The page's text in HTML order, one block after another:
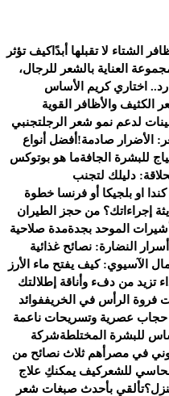
الشتاء لا تقبلها أبدًاكيف تؤثر
العناية بالشعر للرجال،
اختاري كريم الأساس
الكثيف والأظافر القوية
لدعم نمو شعر الرجلتجنبي
الأضرار صادمة! أفضل أنواع
للبشرة الجافةما هو بوتوكس
دليلك لتجنب
او بلجيكا أو فرنسا خطوة
إجراءاتك؟ من حجز الطيران
الموحد بجدةمدة صلاحية
أسرار النضارة: نصائح غذائية
الآسيوي: كيف يفتح ماء الأرز
تزيد من دفء وأناقة إطلالتك
فروة الرأس في الخريففوائد
عصرية وتسريحات ناعمة
للبشرة المختلطةشركة
في مصر أهم ثلاث نصائح من
للشعركيف يمكنكِ علاج
تألقي بأحدث صبغات شعر